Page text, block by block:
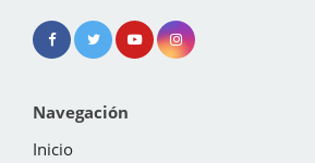
Navegación
Inicio